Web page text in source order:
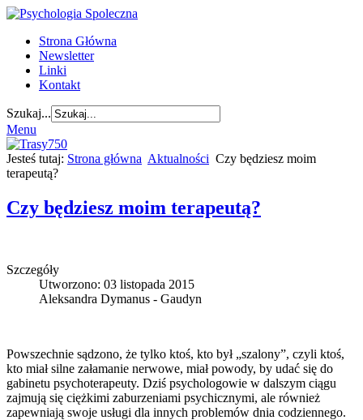
Strona Główna
Newsletter
Linki
Kontakt
Szukaj...
Menu
Jesteś tutaj: Strona główna Aktualności Czy będziesz moim
terapeutą?
Czy będziesz moim terapeutą?
Szczegóły
Utworzono: 03 listopada 2015
Aleksandra Dymanus - Gaudyn
Powszechnie sądzono, że tylko ktoś, kto był „szalony”, czyli ktoś,
kto miał silne załamanie nerwowe, miał powody, by udać się do
gabinetu psychoterapeuty. Dziś psychologowie w dalszym ciągu
zajmują się ciężkimi zaburzeniami psychicznymi, ale również
zapewniają swoje usługi dla innych problemów dnia codziennego.